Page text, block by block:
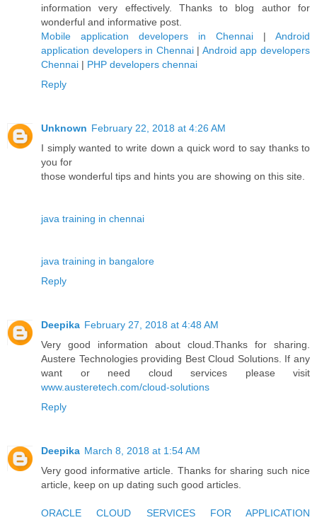
information very effectively. Thanks to blog author for
wonderful and informative post.
Mobile application developers in Chennai | Android
application developers in Chennai| Android app developers
Chennai | PHP developers chennai
Reply
Unknown February 22, 2018 at 4:26 AM
I simply wanted to write down a quick word to say thanks to
you for
those wonderful tips and hints you are showing on this site.
java training in chennai
java training in bangalore
Reply
Deepika February 27, 2018 at 4:48 AM
Very good information about cloud.Thanks for sharing.
Austere Technologies providing Best Cloud Solutions. If any
want or need cloud services please visit
www.austeretech.com/cloud-solutions
Reply
Deepika March 8, 2018 at 1:54 AM
Very good informative article. Thanks for sharing such nice
article, keep on up dating such good articles.
ORACLE CLOUD SERVICES FOR APPLICATION